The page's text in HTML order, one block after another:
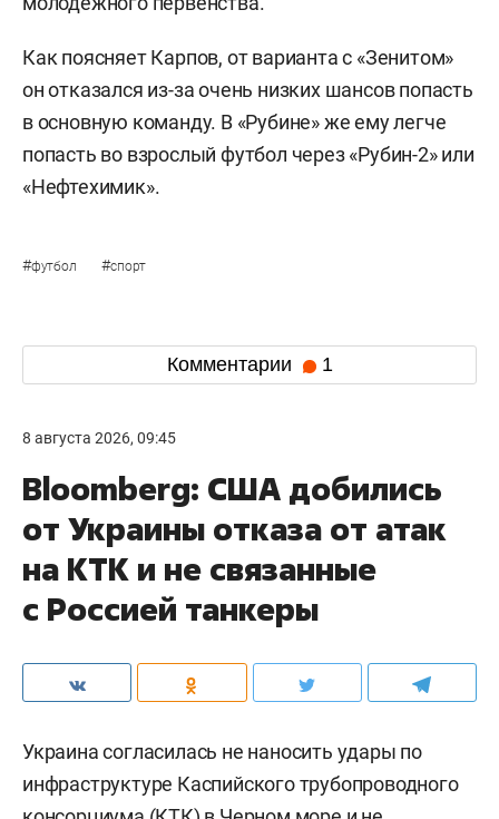
Как поясняет Карпов, от варианта с «Зенитом»
он отказался из-за очень низких шансов попасть
в основную команду. В «Рубине» же ему легче
попасть во взрослый футбол через «Рубин-2» или
«Нефтехимик».
#футбол #спорт
Комментарии 1
8 августа 2026, 09:45
Bloomberg: США добились
от Украины отказа от атак
на КТК и не связанные
с Россией танкеры
Украина согласилась не наносить удары по
инфраструктуре Каспийского трубопроводного